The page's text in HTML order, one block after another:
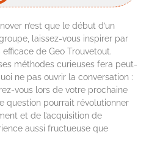
n’est que le début d’un
laissez-vous inspirer par
de Geo Trouvetout.
méthodes curieuses fera peut-
ne pas ouvrir la conversation :
vous lors de votre prochaine
question pourrait révolutionner
et de l’acquisition de
aussi fructueuse que